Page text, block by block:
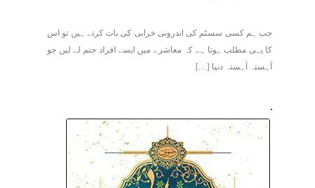
جب ہم کسی سسٹم کی اندرونی خرابی کی بات کرتے ہیں تو اس
کا یہی مطلب ہوتا ہے کہ معاشرے میں ایسے افراد جنم لے لیں جو
آہستہ آہستہ دنیا […]